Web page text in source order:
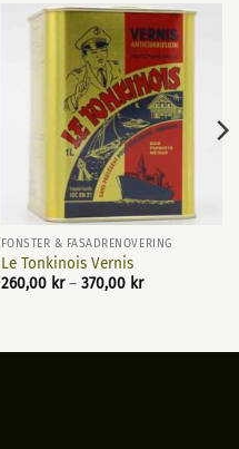
FÖNSTER & FASADRENOVERING
Le Tonkinois Vernis
260,00 kr – 370,00 krPrisintervall: